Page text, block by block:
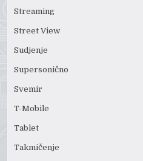
Streaming
Street View
Sudjenje
Supersonično
Svemir
T-Mobile
Tablet
Takmičenje